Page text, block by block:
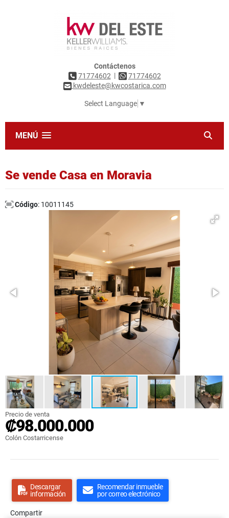
Contáctenos
71774602 |
71774602
kwdeleste@kwcostarica.com
Select Language ▼
MENÚ
Se vende Casa en Moravia
Código: 10011145
Precio de venta
₡98.000.000
Colón Costarricense
Descargar
información
Recomendar inmueble
por correo electrónico
Compartir